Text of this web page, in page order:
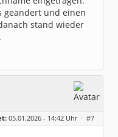
geändert und einen
stand wieder
05.01.2026 - 14:42 Uhr · #7